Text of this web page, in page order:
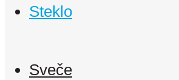
Steklo
Sveče